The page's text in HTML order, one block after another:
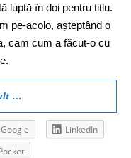
luptă în doi pentru titlu.
pe-acolo, așteptând o
cam cum a făcut-o cu
…
Google
LinkedIn